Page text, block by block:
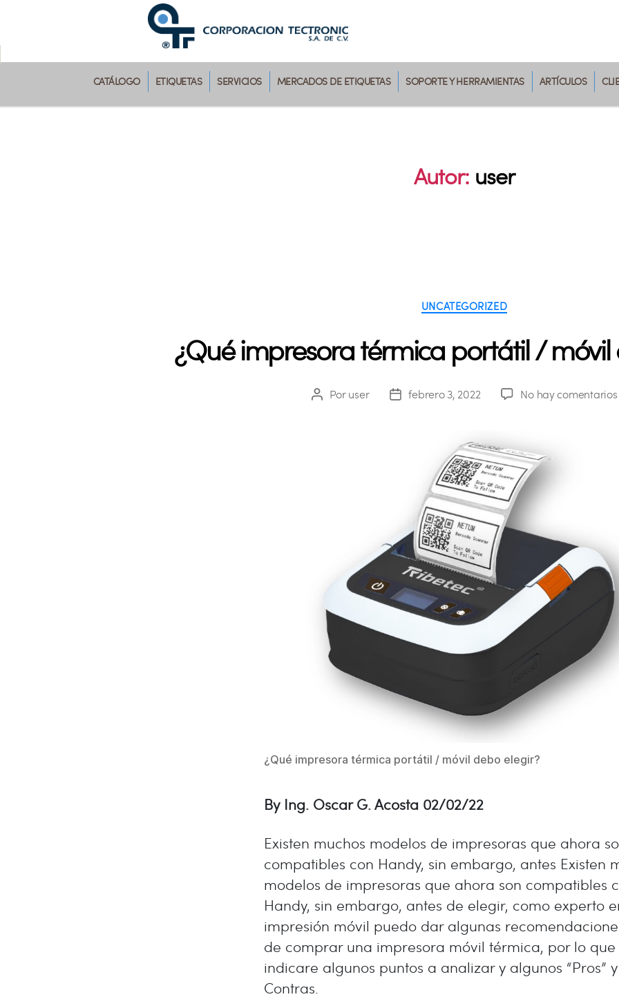
CATÁLOGO ETIQUETAS SERVICIOS MERCADOS DE ETIQUETAS SOPORTE Y HERRAMIENTAS ARTÍCULOS
Autor: user
UNCATEGORIZED
¿Qué impresora térmica portátil / móvil
Autor
Poruser
Fechafebrero 3, 2022 No hay comentarios
¿Qué impresora térmica portátil / móvil debo elegir?
By Ing. Oscar G. Acosta 02/02/22
Existen muchos modelos de impresoras que ahora
compatibles con Handy, sin embargo, antes Existen
modelos de impresoras que ahora son compatibles
Handy, sin embargo, antes de elegir, como experto
impresión móvil puedo dar algunas
de comprar una impresora móvil térmica, por lo que
indicare algunos puntos a analizar y algunos “Pros” y
Contras.